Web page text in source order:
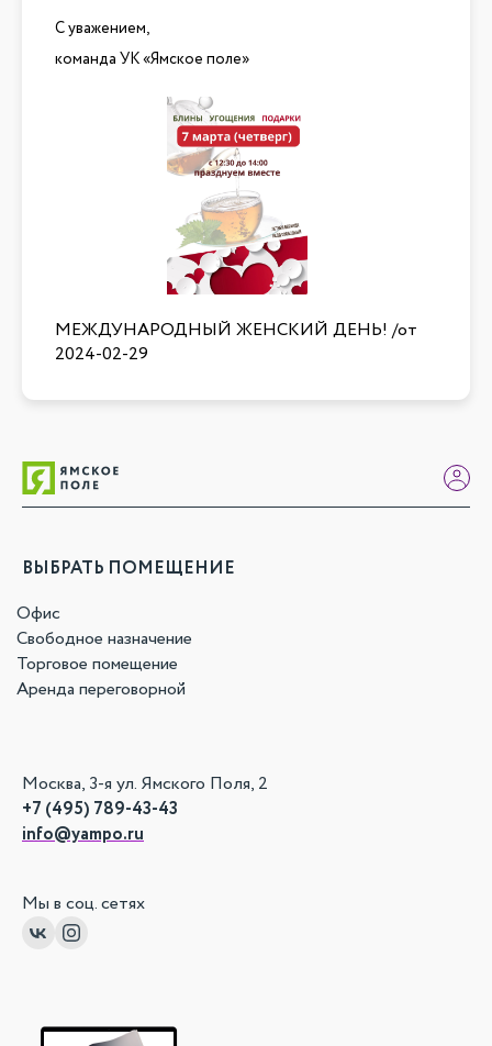
С уважением,
команда УК «Ямское поле»
МЕЖДУНАРОДНЫЙ ЖЕНСКИЙ ДЕНЬ! /от
2024-02-29
Москва, 3-я ул. Ямского Поля, 2
+7 (495) 789-43-43
info@yampo.ru
Мы в соц. сетях
ВЫБРАТЬ ПОМЕЩЕНИЕ
Офис
Свободное назначение
Торговое помещение
Аренда переговорной